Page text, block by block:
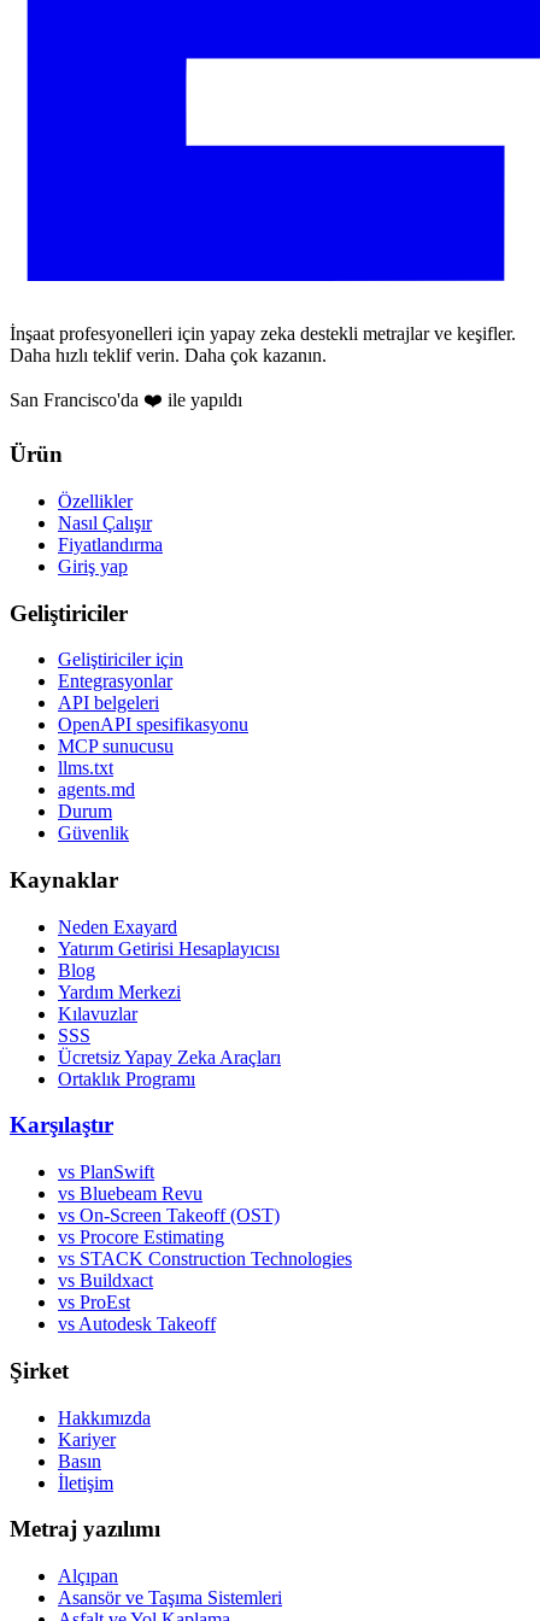
İnşaat profesyonelleri için yapay zeka destekli metrajlar ve keşifler.
Daha hızlı teklif verin. Daha çok kazanın.
San Francisco'da ❤️ ile yapıldı
Ürün
Özellikler
Nasıl Çalışır
Fiyatlandırma
Giriş yap
Geliştiriciler
Geliştiriciler için
Entegrasyonlar
API belgeleri
OpenAPI spesifikasyonu
MCP sunucusu
llms.txt
agents.md
Durum
Güvenlik
Kaynaklar
Neden Exayard
Yatırım Getirisi Hesaplayıcısı
Blog
Yardım Merkezi
Kılavuzlar
SSS
Ücretsiz Yapay Zeka Araçları
Ortaklık Programı
Karşılaştır
vs PlanSwift
vs Bluebeam Revu
vs On-Screen Takeoff (OST)
vs Procore Estimating
vs STACK Construction Technologies
vs Buildxact
vs ProEst
vs Autodesk Takeoff
Şirket
Hakkımızda
Kariyer
Basın
İletişim
Metraj yazılımı
Alçıpan
Asansör ve Taşıma Sistemleri